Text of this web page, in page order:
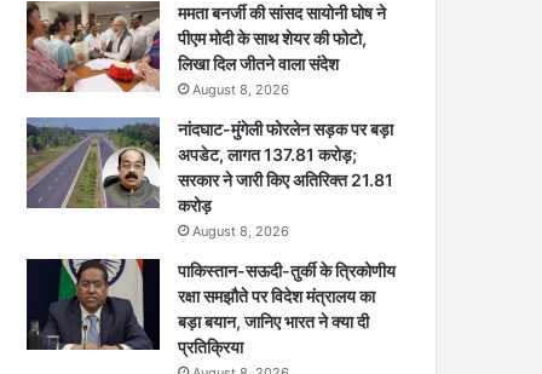
ममता बनर्जी की सांसद सायोनी घोष ने
पीएम मोदी के साथ शेयर की फोटो,
लिखा दिल जीतने वाला संदेश
August 8, 2026
नांदघाट-मुंगेली फोरलेन सड़क पर बड़ा
अपडेट, लागत 137.81 करोड़;
सरकार ने जारी किए अतिरिक्त 21.81
करोड़
August 8, 2026
पाकिस्तान-सऊदी-तुर्की के त्रिकोणीय
रक्षा समझौते पर विदेश मंत्रालय का
बड़ा बयान, जानिए भारत ने क्या दी
प्रतिक्रिया